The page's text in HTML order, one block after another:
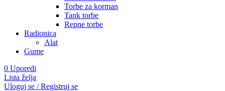
Torbe za korman
Tank torbe
Repne torbe
Radionica
Alat
Gume
0 Uporedi
Lista želja
Uloguj se / Registruj se